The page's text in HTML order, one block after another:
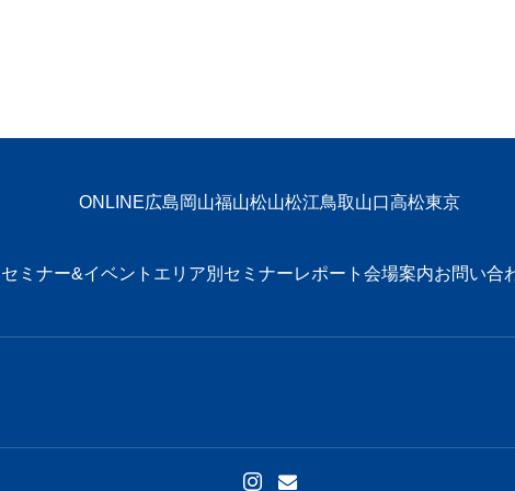
ONLINE広島岡山福山松山松江鳥取山口高松東京
セミナー&イベント エリア別 セミナーレポート 会場案内お問い合